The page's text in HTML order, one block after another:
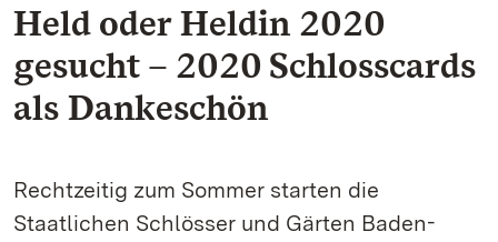
Held oder Heldin 2020
gesucht – 2020 Schlosscards
als Dankeschön
Rechtzeitig zum Sommer starten die
Staatlichen Schlösser und Gärten Baden-